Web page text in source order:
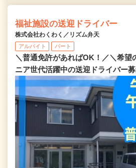
福祉施設の送迎ドライバー
株式会社わくわく／リズム弁天
アルバイト パート
＼普通免許があればOK！／＼希望
ニア世代活躍中の送迎ドライバー募